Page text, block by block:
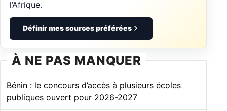
l’Afrique.
Définir mes sources préférées
À NE PAS MANQUER
Bénin : le concours d’accès à plusieurs écoles
publiques ouvert pour 2026-2027